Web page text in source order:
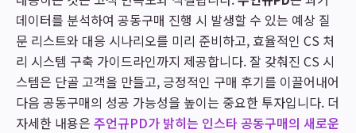
데이터를 분석하여 공동구매 진행 시 발생할 수 있는 예상 질
문 리스트와 대응 시나리오를 미리 준비하고, 효율적인 CS 처
리 시스템 구축 가이드라인까지 제공합니다. 잘 갖춰진 CS 시
스템은 단골 고객을 만들고, 긍정적인 구매 후기를 이끌어내어
다음 공동구매의 성공 가능성을 높이는 중요한 투자입니다. 더
자세한 내용은 주언규PD가 밝히는 인스타 공동구매의 새로운